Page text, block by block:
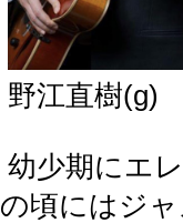
野江直樹(g)
幼少期にエ
の頃にはジ